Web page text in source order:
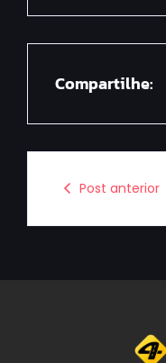
Compartilhe:
Post anterior